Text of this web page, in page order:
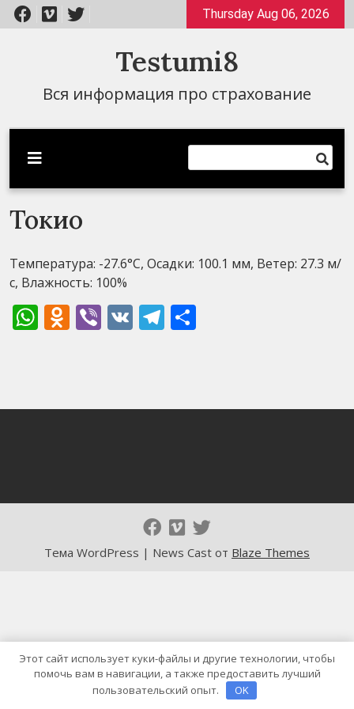
Перейти
к
Thursday Aug 06, 2026
Testumi8
Вся информация про страхование
Токио
Температура: -27.6°C, Осадки: 100.1 мм, Ветер: 27.3 м/
с, Влажность: 100%
WhatsApp
Odnoklassniki
Viber
VK Telegram
Тема WordPress | News Cast от Blaze Themes
Этот сайт использует куки-файлы и другие технологии, чтобы
помочь вам в навигации, а также предоставить лучший
пользовательский опыт.
OK